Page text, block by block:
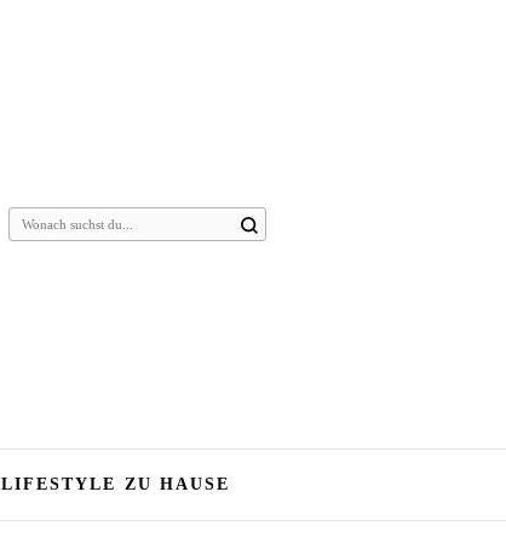
Suchst
LIFESTYLE ZU HAUSE